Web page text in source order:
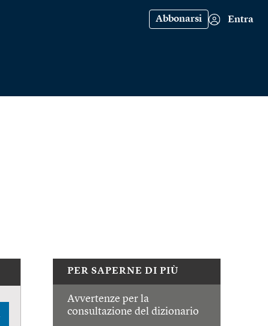
Abbonarsi Entra
PER SAPERNE DI PIÙ
Avvertenze per la
consultazione del dizionario